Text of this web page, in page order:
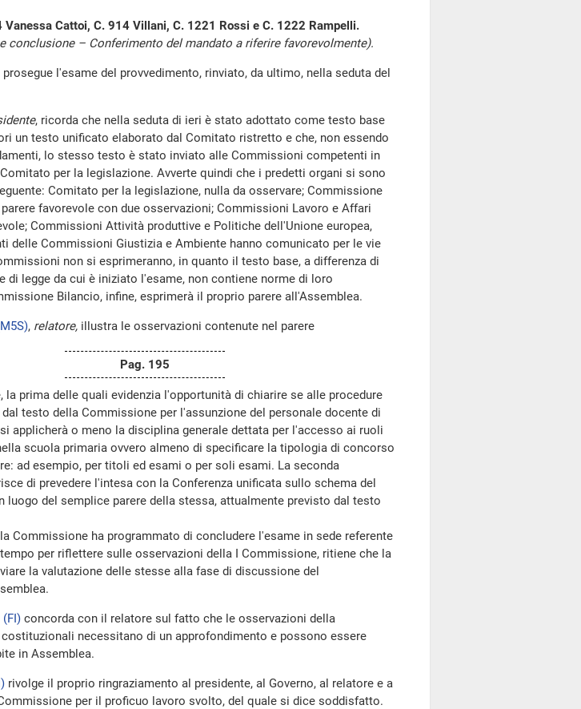
Vanessa Cattoi, C. 914 Villani, C. 1221 Rossi e C. 1222 Rampelli.
conclusione – Conferimento del mandato a riferire favorevolmente).
l'esame del provvedimento, rinviato, da ultimo, nella seduta del
, ricorda che nella seduta di ieri è stato adottato come testo base
un testo unificato elaborato dal Comitato ristretto e che, non essendo
lo stesso testo è stato inviato alle Commissioni competenti in
per la legislazione. Avverte quindi che i predetti organi si sono
Comitato per la legislazione, nulla da osservare; Commissione
favorevole con due osservazioni; Commissioni Lavoro e Affari
Commissioni Attività produttive e Politiche dell'Unione europea,
delle Commissioni Giustizia e Ambiente hanno comunicato per le vie
non si esprimeranno, in quanto il testo base, a differenza di
di legge da cui è iniziato l'esame, non contiene norme di loro
Bilancio, infine, esprimerà il proprio parere all'Assemblea.
, relatore, illustra le osservazioni contenute nel parere
Pag. 195
la prima delle quali evidenzia l'opportunità di chiarire se alle procedure
testo della Commissione per l'assunzione del personale docente di
applicherà o meno la disciplina generale dettata per l'accesso ai ruoli
scuola primaria ovvero almeno di specificare la tipologia di concorso
ad esempio, per titoli ed esami o per soli esami. La seconda
di prevedere l'intesa con la Conferenza unificata sullo schema del
luogo del semplice parere della stessa, attualmente previsto dal testo
ha programmato di concludere l'esame in sede referente
per riflettere sulle osservazioni della I Commissione, ritiene che la
la valutazione delle stesse alla fase di discussione del
(FI) concorda con il relatore sul fatto che le osservazioni della
necessitano di un approfondimento e possono essere
in Assemblea.
rivolge il proprio ringraziamento al presidente, al Governo, al relatore e a
per il proficuo lavoro svolto, del quale si dice soddisfatto.